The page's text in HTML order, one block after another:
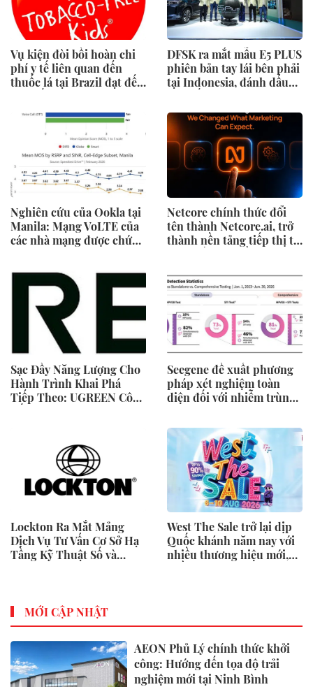
Vụ kiện đòi bồi hoàn chi
phí y tế liên quan đến
thuốc lá tại Brazil đạt đến
tòa án chuẩn bị ra phán
DFSK ra mắt mẫu E5 PLUS
phiên bản tay lái bên phải
tại Indonesia, đánh dấu
trình mở rộng toàn cầu
Nghiên cứu của Ookla tại
Manila: Mạng VoLTE của
các nhà mạng được chứng
lượng và độ tin cậy của
cuộc gọi thoại
Netcore chính thức đổi
tên thành Netcore.ai, trở
thành nền tảng tiếp thị tự
trưởng khách hàng
Sạc Đầy Năng Lượng Cho
Hành Trình Khai Phá
Tiếp Theo: UGREEN Công
Seegene đề xuất phương
pháp xét nghiệm toàn
diện đối với nhiễm trùng
Nghiên cứu lâm sàng một
triệu ca toàn cầu (GMCS)
Lockton Ra Mắt Mảng
Dịch Vụ Tư Vấn Cơ Sở Hạ
Tầng Kỹ Thuật Số và
West The Sale trở lại dịp
Quốc khánh năm nay với
nhiều thương hiệu mới,
MỚI CẬP NHẬT
AEON Phủ Lý chính thức khởi
công: Hướng đến tọa độ trải
nghiệm mới tại Ninh Bình